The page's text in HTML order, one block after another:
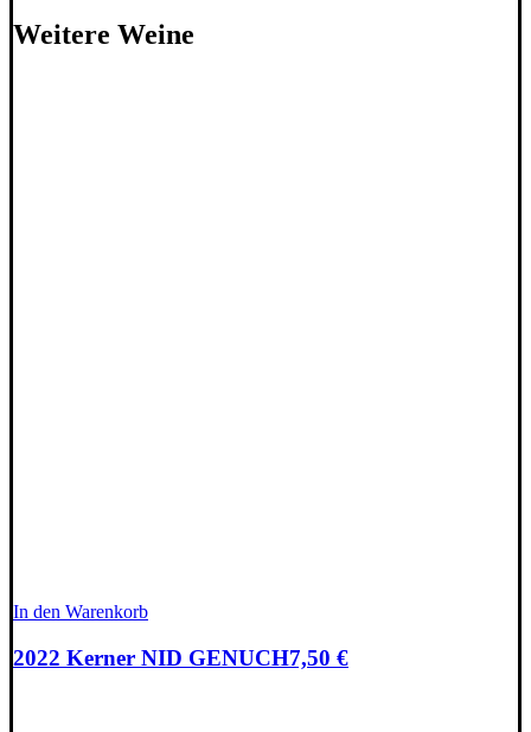
Weitere Weine
In den Warenkorb
2022 Kerner NID GENUCH7,50 €